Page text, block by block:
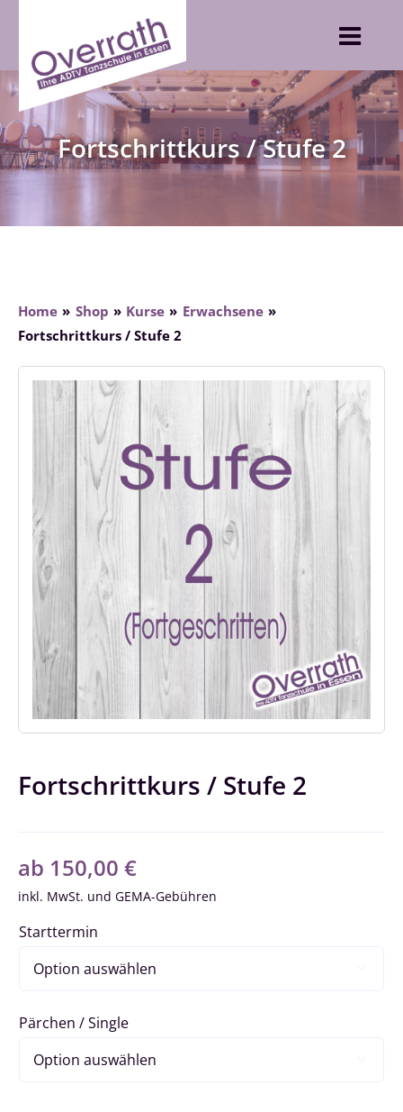
content
Fortschrittkurs / Stufe 2
Home Shop Kurse
Erwachsene
Fortschrittkurs / Stufe 2
Fortschrittkurs / Stufe 2
ab 150,00 €
inkl. MwSt.
Starttermin
Pärchen / Single